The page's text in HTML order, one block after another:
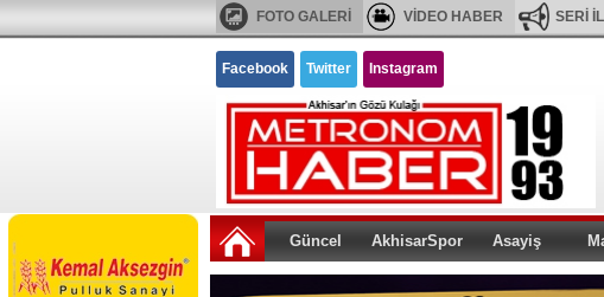
FOTO GALERİ VİDEO HABER SERİ
Facebook Twitter Instagram
Güncel AkhisarSpor Asayiş